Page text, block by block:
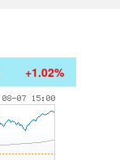
+1.02%